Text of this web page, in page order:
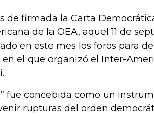
de firmada la Carta
de la OEA, aquel 11 de
en este mes los foros para
el que organizó el Inter-
fue concebida como un
rupturas del orden